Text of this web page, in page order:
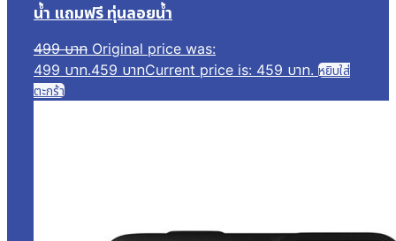
น้ำ แถมฟรี ทุ่นลอยน้ำ
499บาท Original price was:
499 บาท.459 บาทCurrent price is: 459 บาท. หยิบใส่
ตะกร้า